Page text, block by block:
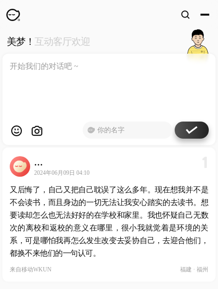
WKUN HOME
ABOUT ME
工作室
美梦！ 互动客厅欢迎
…
2024年06月09日 04:10
又后悔了，自己又把自己耽误了这么多年。现在想我并不是
不会读书，而且身边的一切无法让我安心踏实的去读书。想
要读却怎么也无法好好的在学校和家里。我也怀疑自己无数
次的离校和返校的意义在哪里，很小我就觉着是环境的关
系，可是哪怕我再怎么发生改变去妥协自己，去迎合他们，
都换不来他们的一句认可。
来自移动WKUN 福建 · 福州